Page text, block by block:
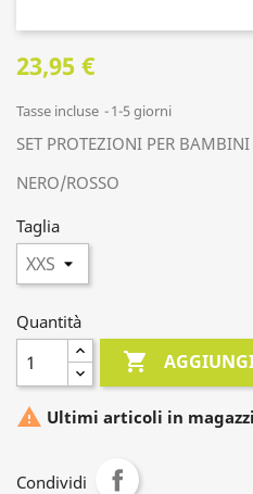
23,95 €
Tasse incluse 1-5 giorni
SET PROTEZIONI PER BAMBINI
NERO/ROSSO
Taglia
Quantità

 Ultimi articoli in
Condividi